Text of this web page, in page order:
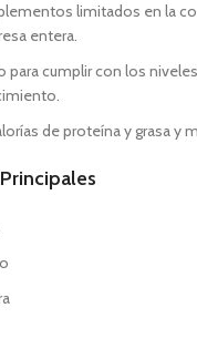
limitados en la
entera.
para cumplir con los
de proteína y grasa y